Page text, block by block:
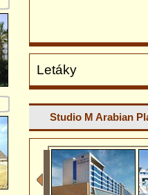
Letáky
Studio M Arabian